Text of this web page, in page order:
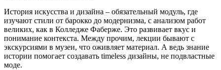
История искусства и дизайна – обязательный модуль, где
изучают стили от барокко до модернизма, с анализом работ
великих, как в Колледже Фаберже. Это развивает вкус и
понимание контекста. Между прочим, лекции бывают с
экскурсиями в музеи, что оживляет материал. А ведь знание
истории помогает создавать timeless дизайны, не подвластные
моде.